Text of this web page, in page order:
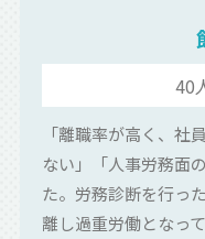
40
「離職率が高く、社
ない」「人事労務面
た。労務診断を行っ
離し過重労働となっ